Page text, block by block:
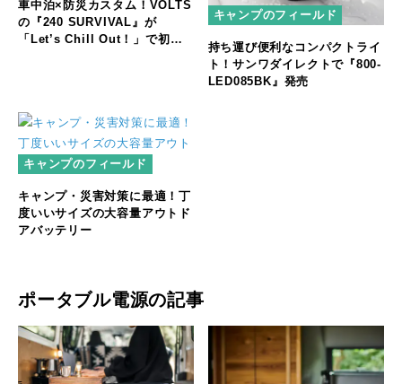
車中泊×防災カスタム！VOLTS
の『240 SURVIVAL』が
「Let’s Chill Out！」で初公
キャンプのフィールド
持ち運び便利なコンパクトライ
ト！サンワダイレクトで『800-
LED085BK』発売
キャンプのフィールド
キャンプ・災害対策に最適！丁
度いいサイズの大容量アウトド
アバッテリー
ポータブル電源の記事